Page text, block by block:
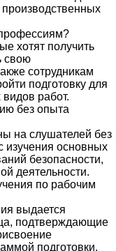
хотят получить
свою
сотрудникам
подготовку для
работ.
без опыта
на слушателей без
изучения основных
безопасности,
деятельности.
по рабочим
выдается
подтверждающие
подготовки.